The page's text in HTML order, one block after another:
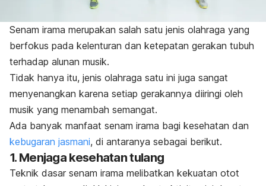
Senam irama merupakan salah satu jenis olahraga yang
berfokus pada kelenturan dan ketepatan gerakan tubuh
terhadap alunan musik.
Tidak hanya itu, jenis olahraga satu ini juga sangat
menyenangkan karena setiap gerakannya diiringi oleh
musik yang menambah semangat.
Ada banyak manfaat senam irama bagi kesehatan dan
kebugaran jasmani, di antaranya sebagai berikut.
1. Menjaga kesehatan tulang
Teknik dasar senam irama melibatkan kekuatan otot